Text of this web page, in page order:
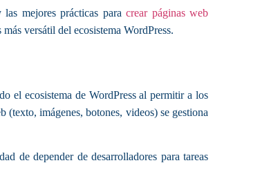
las mejores prácticas paracrear páginas web
versátil del ecosistema WordPress.
el ecosistema de WordPress al permitir a los
imágenes, botones, videos) se gestiona
de depender de desarrolladores para tareas